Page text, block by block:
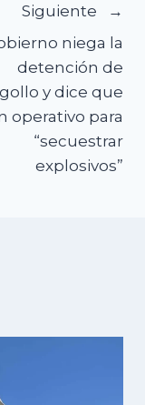
Siguiente
niega la
detención de
y dice que
operativo para
“secuestrar
explosivos”